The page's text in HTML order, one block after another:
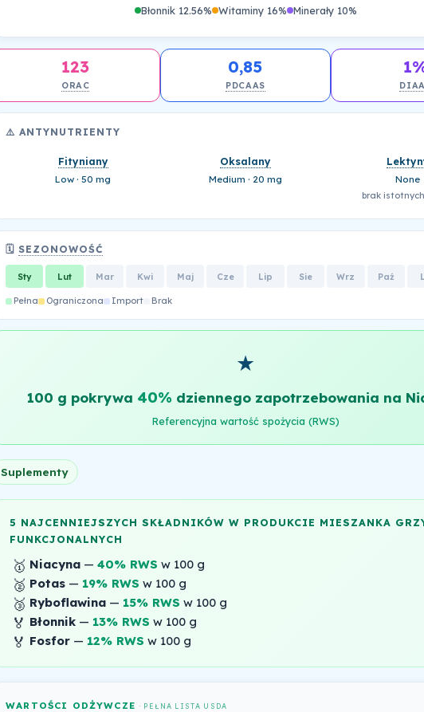
Błonnik 12.56% Witaminy 16% Minerały 10%
123
ORAC
0,85
PDCAAS
⚠️ ANTYNUTRIENTY
Fityniany
Low · 50 mg
Oksalany
Medium · 20 mg None
brak
🗓️ SEZONOWOŚĆ
Sty Lut Mar Kwi Maj Cze Lip Sie Wrz Paź
Pełna Ograniczona Import Brak
★
100 g pokrywa 40%dziennego zapotrzebowania na
Referencyjna wartość spożycia (RWS)
Suplementy
5 NAJCENNIEJSZYCH SKŁADNIKÓW W PRODUKCIE MIESZANKA
FUNKCJONALNYCH
🥇 Niacyna— 40% RWS w 100 g
🥈 Potas— 19% RWS w 100 g
🥉 Ryboflawina— 15% RWS w 100 g
🏅 Błonnik— 13% RWS w 100 g
🏅 Fosfor— 12% RWS w 100 g
WARTOŚCI ODŻYWCZE· PEŁNA LISTA USDA